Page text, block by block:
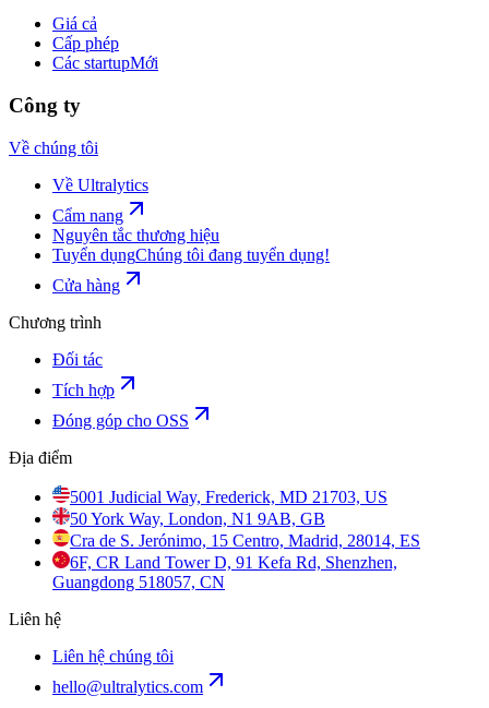
Giá cả
Cấp phép
Các startupMới
Công ty
Về chúng tôi
Về Ultralytics
Cẩm nang
Nguyên tắc thương hiệu
Tuyển dụngChúng tôi đang tuyển dụng!
Cửa hàng
Chương trình
Đối tác
Tích hợp
Đóng góp cho OSS
Địa điểm
5001 Judicial Way, Frederick, MD 21703, US
50 York Way, London, N1 9AB, GB
Cra de S. Jerónimo, 15 Centro, Madrid, 28014, ES
6F, CR Land Tower D, 91 Kefa Rd, Shenzhen,
Guangdong 518057, CN
Liên hệ
Liên hệ chúng tôi
hello@ultralytics.com